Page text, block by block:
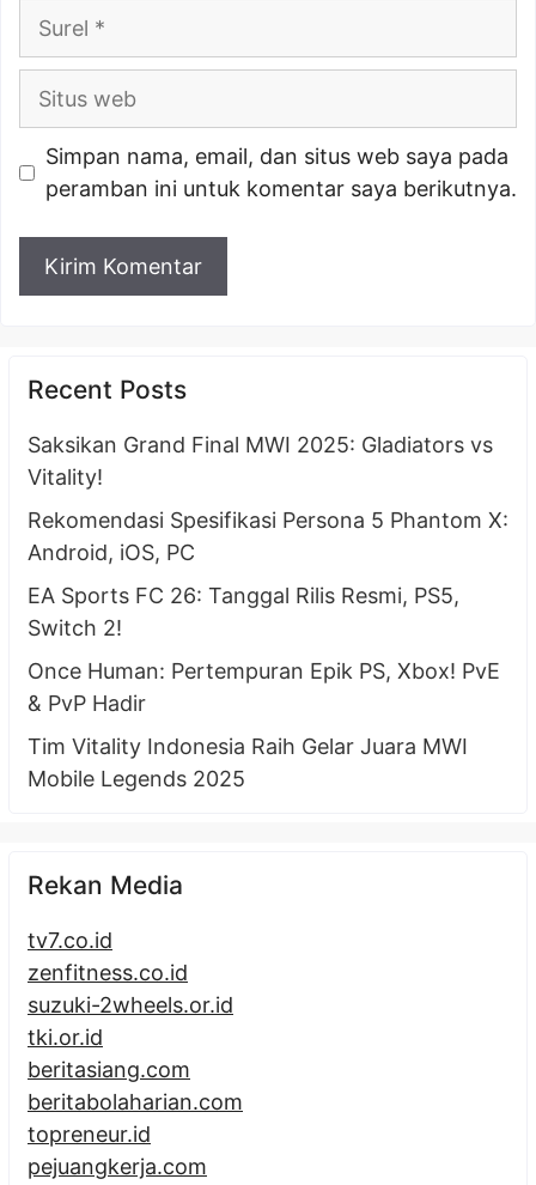
Surel
Situs
Simpan nama, email, dan situs web saya pada
peramban ini untuk komentar saya berikutnya.
Recent Posts
Saksikan Grand Final MWI 2025: Gladiators vs
Vitality!
Rekomendasi Spesifikasi Persona 5 Phantom X:
Android, iOS, PC
EA Sports FC 26: Tanggal Rilis Resmi, PS5,
Switch 2!
Once Human: Pertempuran Epik PS, Xbox! PvE
& PvP Hadir
Tim Vitality Indonesia Raih Gelar Juara MWI
Mobile Legends 2025
Rekan Media
tv7.co.id
zenfitness.co.id
suzuki-2wheels.or.id
tki.or.id
beritasiang.com
beritabolaharian.com
topreneur.id
pejuangkerja.com